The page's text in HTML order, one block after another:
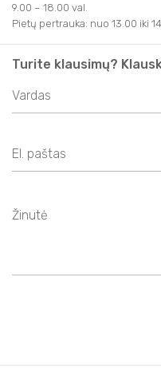
9.00 – 18.00 val.
Pietų pertrauka: nuo 13.00 iki
Turite klausimų?